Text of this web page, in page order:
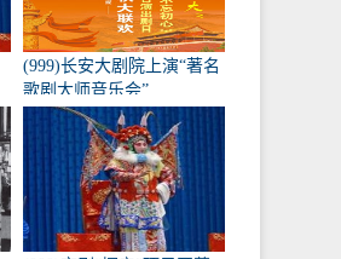
(999)长安大剧院上演“著名
歌剧大师音乐会”